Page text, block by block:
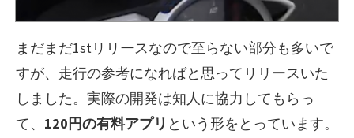
まだまだ1stリリースなので至らない部分も多いで
すが、走行の参考になればと思ってリリースいた
しました。実際の開発は知人に協力してもらっ
て、 120円の有料アプリ という形をとっています。